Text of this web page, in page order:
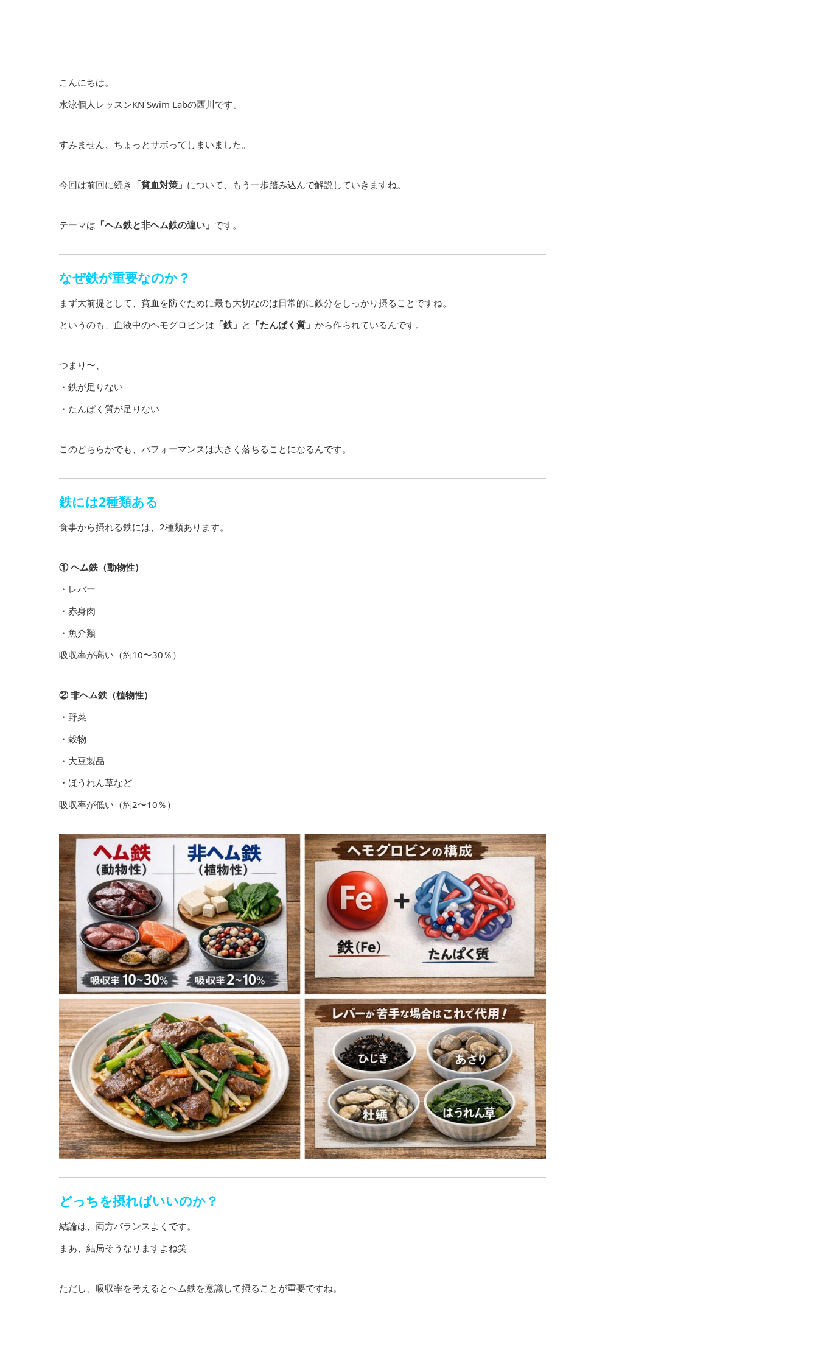
こんにちは。
水泳個人レッスンKN Swim Labの西川です。
すみません、ちょっとサボってしまいました。
今回は前回に続き 「貧血対策」 について、もう一歩踏み込んで解説していきますね。
テーマは 「ヘム鉄と非ヘム鉄の違い」 です。
なぜ鉄が重要なのか？
まず大前提として、貧血を防ぐために最も大切なのは日常的に鉄分をしっかり摂ることですね。
というのも、血液中のヘモグロビンは 「鉄」 と 「たんぱく質」 から作られているんです。
つまり〜、
・鉄が足りない
・たんぱく質が足りない
このどちらかでも、パフォーマンスは大きく落ちることになるんです。
鉄には2種類ある
食事から摂れる鉄には、2種類あります。
① ヘム鉄（動物性）
・レバー
・赤身肉
・魚介類
吸収率が高い（約10〜30％）
② 非ヘム鉄（植物性）
・野菜
・穀物
・大豆製品
・ほうれん草など
吸収率が低い（約2〜10％）
どっちを摂ればいいのか？
結論は、両方バランスよくです。
まあ、結局そうなりますよね笑
ただし、吸収率を考えるとヘム鉄を意識して摂ることが重要ですね。